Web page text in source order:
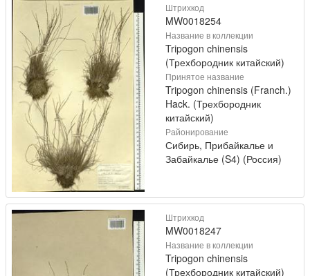
Штрихкод
MW0018254
Название в коллекции
Tripogon chinensis
(Трехбородник китайский)
Принятое название
Tripogon chinensis (Franch.)
Hack. (Трехбородник
китайский)
Районирование
Сибирь, Прибайкалье и
Забайкалье (S4) (Россия)
Штрихкод
MW0018247
Название в коллекции
Tripogon chinensis
(Трехбородник китайский)